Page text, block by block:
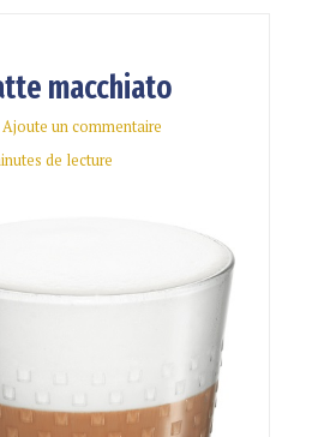
macchiato
Ajoute un commentaire
de lecture